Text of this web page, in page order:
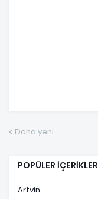
Daha yeni
POPÜLER İÇERİKLER
Artvin